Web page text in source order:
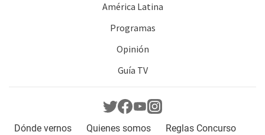
América Latina
Programas
Opinión
Guía TV
Dónde vernos Quienes somos
Reglas Concurso